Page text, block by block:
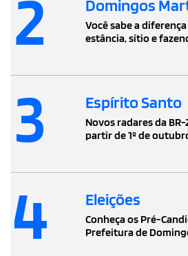
2 Domingos
Você sabe a
estância, sítio e
3 Espírito Santo
Novos radares da
partir de 1º de
4 Eleições
Conheça os Pré-
Prefeitura de